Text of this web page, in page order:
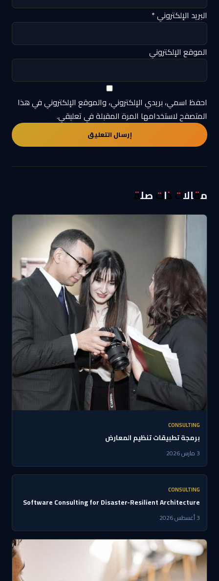
البريد الإلكتروني*
الموقع الإلكتروني
احفظ اسمي، بريدي الإلكتروني، والموقع الإلكتروني في هذا
المتصفح لاستخدامها المرة المقبلة في تعليقي.
مقالات ذات صلة
CONSULTING
برمجة تطبيقات تنظيم المعارض
3 مارس 2026
CONSULTING
Software Consulting for Disaster-Resilient Architecture
3 أغسطس 2026